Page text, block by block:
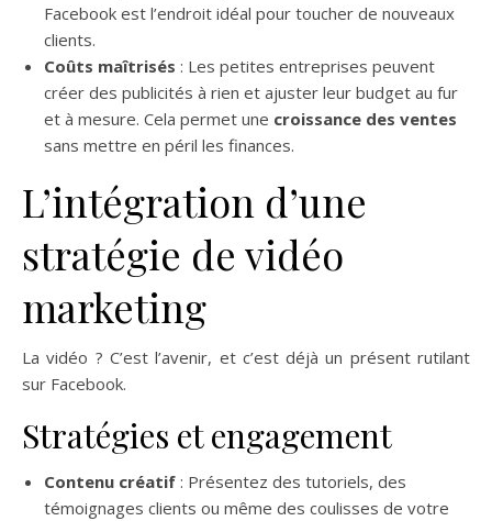
Facebook est l’endroit idéal pour toucher de nouveaux
clients.
Coûts maîtrisés : Les petites entreprises peuvent
créer des publicités à rien et ajuster leur budget au fur
et à mesure. Cela permet une croissance des ventes
sans mettre en péril les finances.
L’intégration d’une
stratégie de vidéo
marketing
La vidéo ? C’est l’avenir, et c’est déjà un présent rutilant
sur Facebook.
Stratégies et engagement
Contenu créatif : Présentez des tutoriels, des
témoignages clients ou même des coulisses de votre